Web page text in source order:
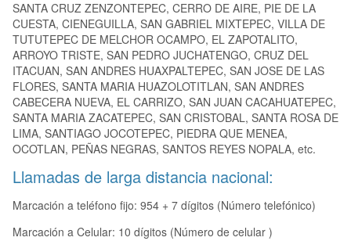
SANTA CRUZ ZENZONTEPEC, CERRO DE AIRE, PIE DE LA
CUESTA, CIENEGUILLA, SAN GABRIEL MIXTEPEC, VILLA DE
TUTUTEPEC DE MELCHOR OCAMPO, EL ZAPOTALITO,
ARROYO TRISTE, SAN PEDRO JUCHATENGO, CRUZ DEL
ITACUAN, SAN ANDRES HUAXPALTEPEC, SAN JOSE DE LAS
FLORES, SANTA MARIA HUAZOLOTITLAN, SAN ANDRES
CABECERA NUEVA, EL CARRIZO, SAN JUAN CACAHUATEPEC,
SANTA MARIA ZACATEPEC, SAN CRISTOBAL, SANTA ROSA DE
LIMA, SANTIAGO JOCOTEPEC, PIEDRA QUE MENEA,
OCOTLAN, PEÑAS NEGRAS, SANTOS REYES NOPALA, etc.
Llamadas de larga distancia nacional:
Marcación a teléfono fijo: 954 + 7 dígitos (Número telefónico)
Marcación a Celular: 10 dígitos (Número de celular )